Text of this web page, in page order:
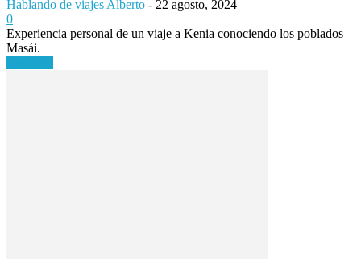
Hablando de viajes Alberto - 22 agosto, 2024
0
Experiencia personal de un viaje a Kenia conociendo los poblados
Masái.